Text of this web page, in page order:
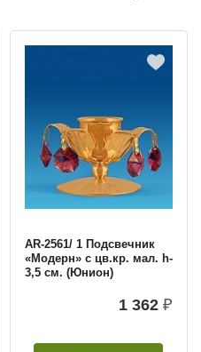
AR-2561/ 1 Подсвечник
«Модерн» с цв.кр. мал. h-
3,5 см. (Юнион)
1 362 ₽